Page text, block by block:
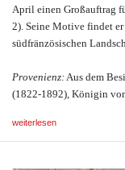
April einen Großauftrag
2). Seine Motive findet
südfränzösischen
Provenienz:Aus dem
(1822-1892), Königin
weiterlesen